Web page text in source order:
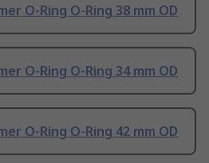
O-Ring O-Ring 38 mm OD
O-Ring O-Ring 34 mm OD
O-Ring O-Ring 42 mm OD